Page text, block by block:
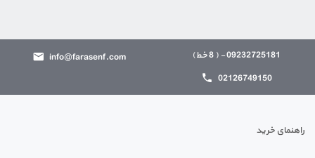
09232725181 - ( 8 خط)
02126749150
info@farasenf.com
راهنمای خرید